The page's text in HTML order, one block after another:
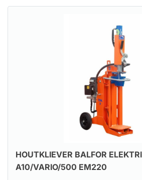
HOUTKLIEVER BALFOR
A10/VARIO/500 EM220